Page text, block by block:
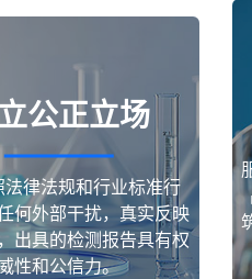
公正立场
法律法规和行业标准行
何外部干扰，真实反映
出具的检测报告具有权
性和公信力。